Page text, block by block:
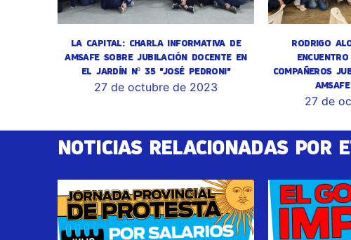
LA CAPITAL: CHARLA INFORMATIVA DE
AMSAFE SOBRE JUBILACIÓN DOCENTE EN
EL JARDÍN Nº 35 "JOSÉ PEDRONI"
27 de octubre de 2023
RODRIGO
COMPAÑEROS
27 de
NOTICIAS RELACIONADAS POR